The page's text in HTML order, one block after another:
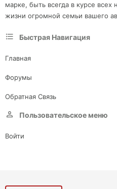
марке, быть всегда в курсе всех
жизни огромной семьи вашего
Быстрая Навигация
Главная
Форумы
Обратная Связь
Пользовательское меню
Войти